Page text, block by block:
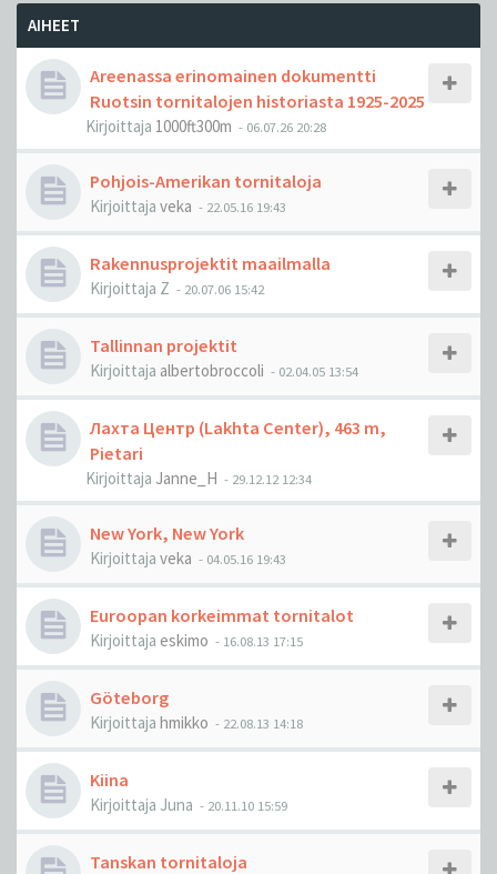
AIHEET
Areenassa erinomainen dokumentti
Ruotsin tornitalojen historiasta 1925-2025
Kirjoittaja 1000ft300m - 06.07.26 20:28
Pohjois-Amerikan tornitaloja
Kirjoittaja veka - 22.05.16 19:43
Rakennusprojektit maailmalla
Kirjoittaja Z - 20.07.06 15:42
Tallinnan projektit
Kirjoittaja albertobroccoli - 02.04.05 13:54
Лахта Центр (Lakhta Center), 463 m,
Pietari
Kirjoittaja Janne_H - 29.12.12 12:34
New York, New York
Kirjoittaja veka - 04.05.16 19:43
Euroopan korkeimmat tornitalot
Kirjoittaja eskimo - 16.08.13 17:15
Göteborg
Kirjoittaja hmikko - 22.08.13 14:18
Kiina
Kirjoittaja Juna - 20.11.10 15:59
Tanskan tornitaloja